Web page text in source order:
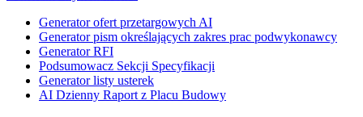
Generator ofert przetargowych AI
Generator pism określających zakres prac podwykonawcy
Generator RFI
Podsumowacz Sekcji Specyfikacji
Generator listy usterek
AI Dzienny Raport z Placu Budowy